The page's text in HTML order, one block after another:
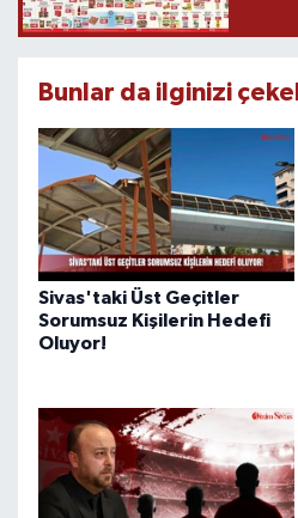
Bunlar da ilginizi
Sivas'taki Üst Geçitler
Sorumsuz Kişilerin Hedefi
Oluyor!